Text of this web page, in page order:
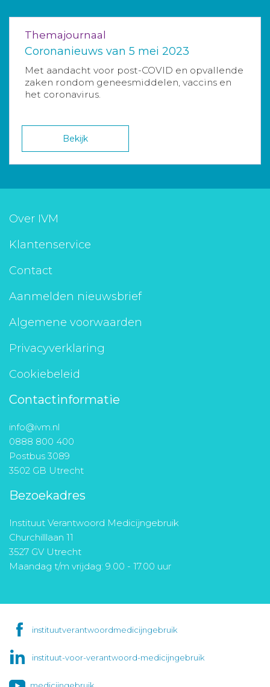
Themajournaal
Coronanieuws van 5 mei 2023
Met aandacht voor post-COVID en opvallende
zaken rondom geneesmiddelen, vaccins en
het coronavirus.
Bekijk
Over IVM
Klantenservice
Contact
Aanmelden nieuwsbrief
Algemene voorwaarden
Privacyverklaring
Cookiebeleid
Contactinformatie
info@ivm.nl
0888 800 400
Postbus 3089
3502 GB Utrecht
Bezoekadres
Instituut Verantwoord Medicijngebruik
Churchilllaan 11
3527 GV Utrecht
Maandag t/m vrijdag: 9.00 - 17.00 uur
instituutverantwoordmedicijngebruik
instituut-voor-verantwoord-medicijngebruik